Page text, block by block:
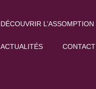
DÉCOUVRIR L’ASSOMPTION
ACTUALITÉS CONTACT